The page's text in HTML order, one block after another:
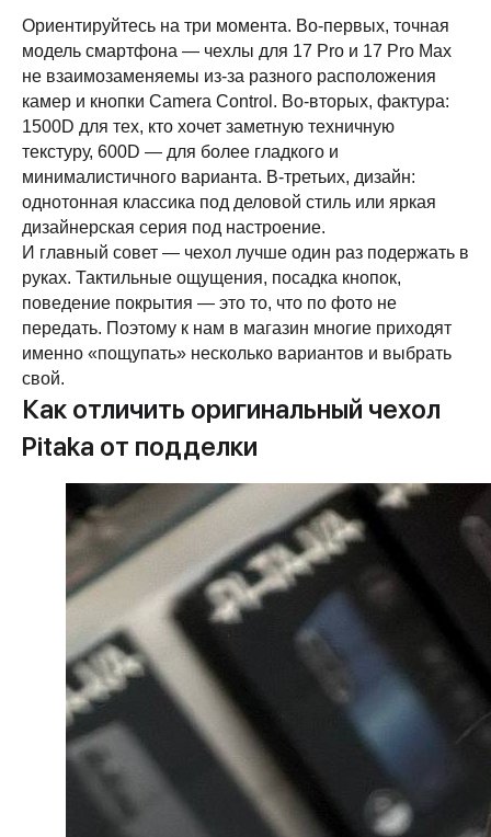
Ориентируйтесь на три момента. Во-первых, точная
модель смартфона — чехлы для 17 Pro и 17 Pro Max
не взаимозаменяемы из-за разного расположения
камер и кнопки Camera Control. Во-вторых, фактура:
1500D для тех, кто хочет заметную техничную
текстуру, 600D — для более гладкого и
минималистичного варианта. В-третьих, дизайн:
однотонная классика под деловой стиль или яркая
дизайнерская серия под настроение.
И главный совет — чехол лучше один раз подержать в
руках. Тактильные ощущения, посадка кнопок,
поведение покрытия — это то, что по фото не
передать. Поэтому к нам в магазин многие приходят
именно «пощупать» несколько вариантов и выбрать
свой.
Как отличить оригинальный чехол
Pitaka от подделки